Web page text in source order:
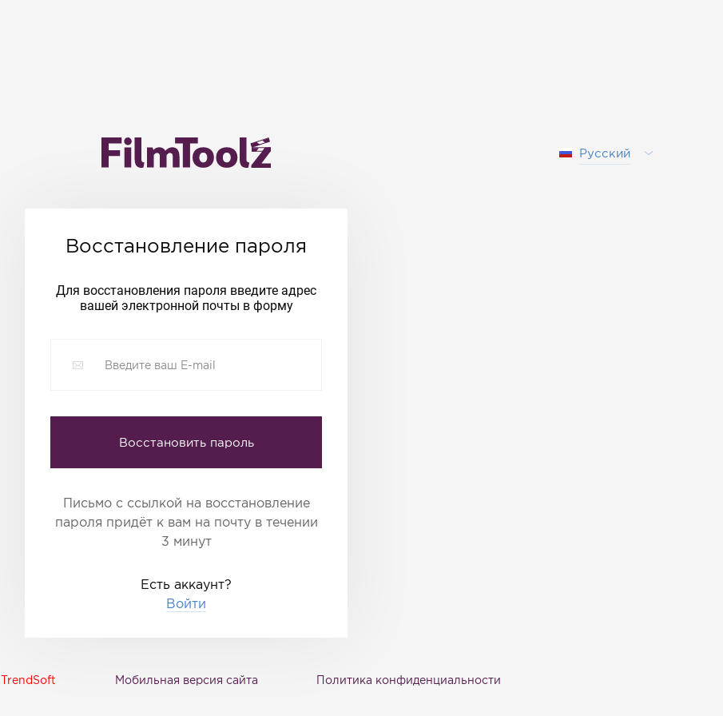
Русский
Восстановление пароля
Для восстановления пароля введите адрес
вашей электронной почты в форму
Восстановить пароль
Письмо с ссылкой на восстановление
пароля придёт к вам на почту в течении
3 минут
Есть аккаунт?
Войти
TrendSoft Мобильная версия сайта Политика конфиденциальности